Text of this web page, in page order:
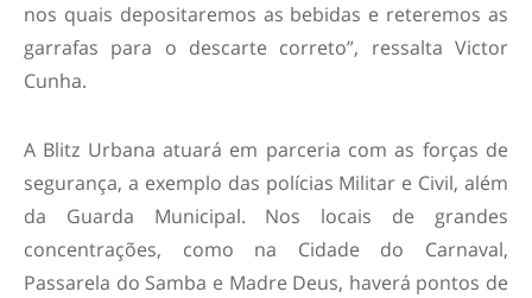
nos quais depositaremos as bebidas e reteremos as
garrafas para o descarte correto”, ressalta Victor
Cunha.
A Blitz Urbana atuará em parceria com as forças de
segurança, a exemplo das polícias Militar e Civil, além
da Guarda Municipal. Nos locais de grandes
concentrações, como na Cidade do Carnaval,
Passarela do Samba e Madre Deus, haverá pontos de